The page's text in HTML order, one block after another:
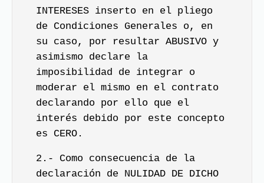
INTERESES inserto en el pliego
de Condiciones Generales o, en
su caso, por resultar ABUSIVO y
asimismo declare la
imposibilidad de integrar o
moderar el mismo en el contrato
declarando por ello que el
interés debido por este concepto
es CERO.
2.- Como consecuencia de la
declaración de NULIDAD DE DICHO